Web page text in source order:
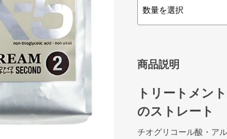
商品説明
トリートメン
のストレート
チオグリコール酸・ア